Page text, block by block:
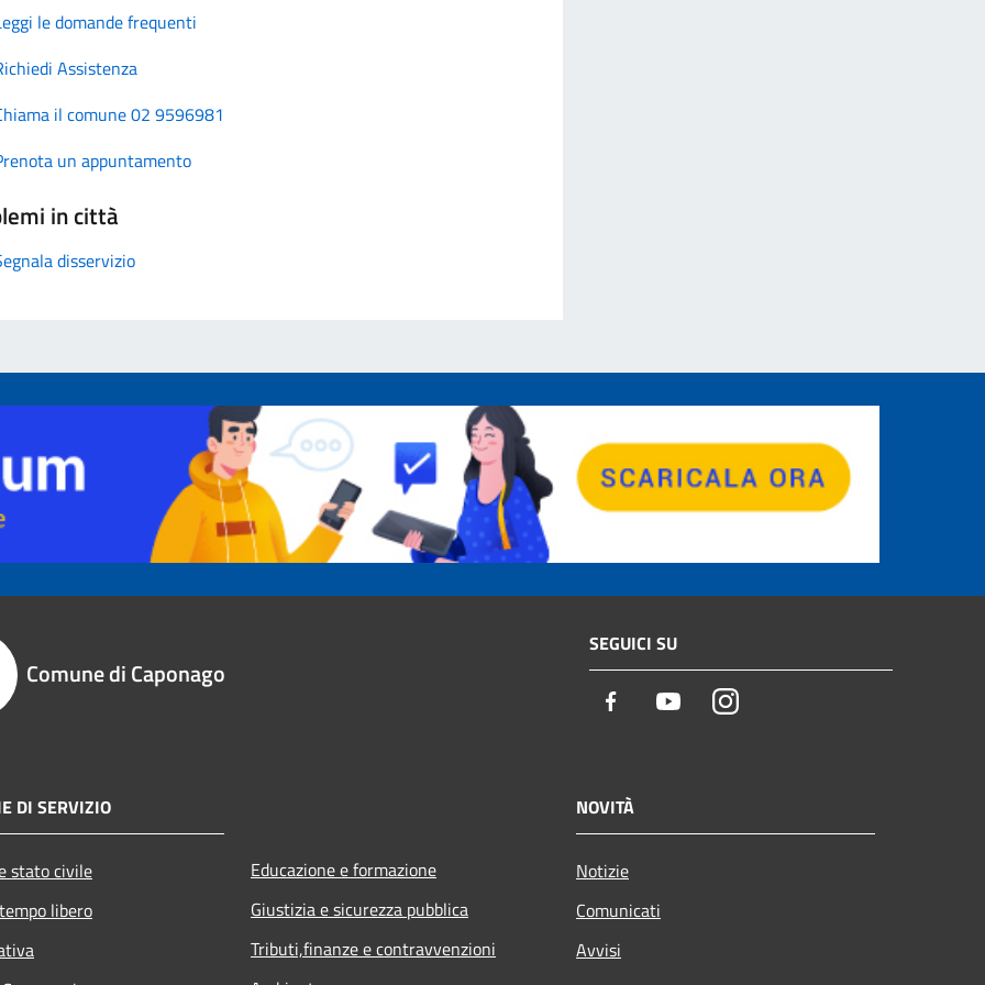
le domande frequenti
Assistenza
il comune 02 9596981
un appuntamento
in città
disservizio
Comune di Caponago
SEGUICI SU
Facebook YoutubeInstagram
DI SERVIZIO
stato civile
libero
Educazione e formazione
Giustizia e sicurezza pubblica
Tributi,finanze e contravvenzioni
NOVITÀ
Notizie
Comunicati
Avvisi